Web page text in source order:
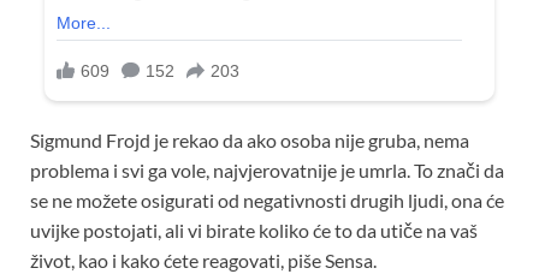
Sigmund Frojd je rekao da ako osoba nije gruba, nema
problema i svi ga vole, najvjerovatnije je umrla. To znači da
se ne možete osigurati od negativnosti drugih ljudi, ona će
uvijke postojati, ali vi birate koliko će to da utiče na vaš
život, kao i kako ćete reagovati, piše Sensa.